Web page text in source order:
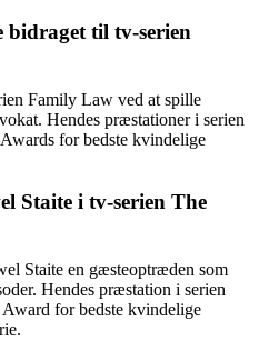
bidraget til tv-serien
Family Law ved at spille
Hendes præstationer i serien
for bedste kvindelige
Staite i tv-serien The
Staite en gæsteoptræden som
Hendes præstation i serien
for bedste kvindelige